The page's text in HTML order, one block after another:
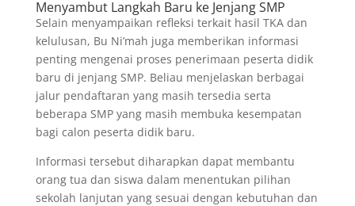
Menyambut Langkah Baru ke Jenjang SMP
Selain menyampaikan refleksi terkait hasil TKA dan
kelulusan, Bu Ni’mah juga memberikan informasi
penting mengenai proses penerimaan peserta didik
baru di jenjang SMP. Beliau menjelaskan berbagai
jalur pendaftaran yang masih tersedia serta
beberapa SMP yang masih membuka kesempatan
bagi calon peserta didik baru.
Informasi tersebut diharapkan dapat membantu
orang tua dan siswa dalam menentukan pilihan
sekolah lanjutan yang sesuai dengan kebutuhan dan